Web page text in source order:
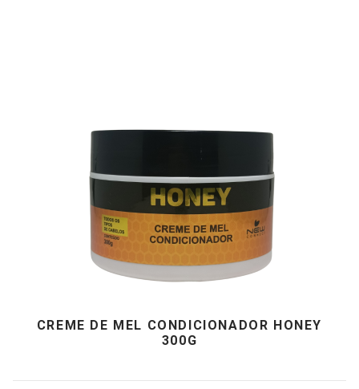
CREME DE MEL CONDICIONADOR HONEY
300G